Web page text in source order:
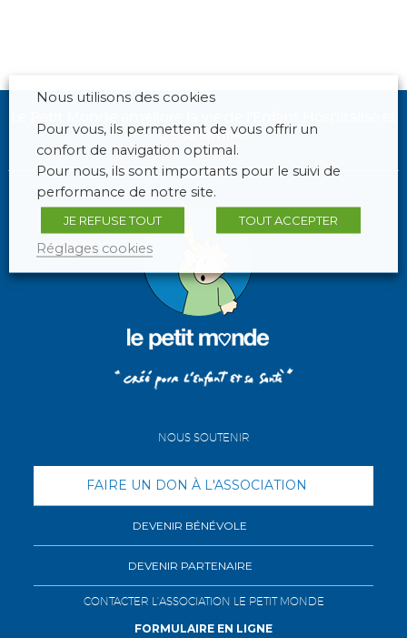
de sa famille.
NOUS SOUTENIR
FAIRE UN DON À L'ASSOCIATION
DEVENIR BÉNÉVOLE
DEVENIR PARTENAIRE
CONTACTER L'ASSOCIATION LE PETIT MONDE
FORMULAIRE EN LIGNE
Nous utilisons des cookies
Pour vous, ils permettent de vous offrir un
confort de navigation optimal.
Pour nous, ils sont importants pour le suivi de
performance de notre site.
JE REFUSE TOUT TOUT ACCEPTER
Réglages cookies